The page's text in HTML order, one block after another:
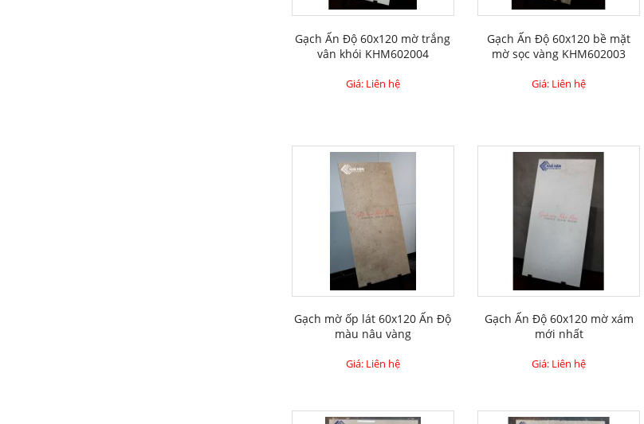
Gạch Ấn Độ 60x120 mờ trắng
vân khói KHM602004
Giá: Liên hệ
Gạch Ấn Độ 60x120 bề mặt
mờ sọc vàng KHM602003
Giá: Liên hệ
Gạch mờ ốp lát 60x120 Ấn Độ
màu nâu vàng
Giá: Liên hệ
Gạch Ấn Độ 60x120 mờ xám
mới nhất
Giá: Liên hệ